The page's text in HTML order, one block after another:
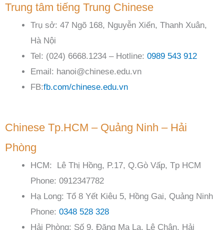
Trung tâm tiếng Trung Chinese
Trụ sở: 47 Ngõ 168, Nguyễn Xiển, Thanh Xuân,
Hà Nội
Tel: (024) 6668.1234 – Hotline: 0989 543 912
Email: hanoi@chinese.edu.vn
FB:fb.com/chinese.edu.vn
Chinese Tp.HCM – Quảng Ninh – Hải
Phòng
HCM: Lê Thị Hồng, P.17, Q.Gò Vấp, Tp HCM
Phone: 0912347782
Hạ Long: Tổ 8 Yết Kiêu 5, Hồng Gai, Quảng Ninh
Phone: 0348 528 328
Hải Phòng: Số 9, Đặng Ma La, Lê Chân, Hải